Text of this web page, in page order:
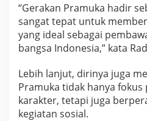
“Gerakan Pramuka hadir
sangat tepat untuk
yang ideal sebagai
bangsa Indonesia,” kata
Lebih lanjut, dirinya juga
Pramuka tidak hanya
karakter, tetapi juga
kegiatan sosial.